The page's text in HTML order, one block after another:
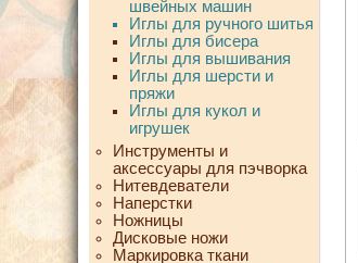
швейных машин
Иглы для ручного шитья
Иглы для бисера
Иглы для вышивания
Иглы для шерсти и
пряжи
Иглы для кукол и
игрушек
Инструменты и
аксессуары для пэчворка
Нитевдеватели
Наперстки
Ножницы
Дисковые ножи
Маркировка ткани